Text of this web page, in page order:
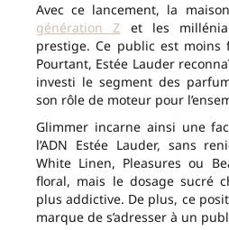
Avec ce lancement, la
génération Z et les
prestige. Ce public est
Pourtant, Estée Lauder
investi le segment des
son rôle de moteur pour
Glimmer incarne ainsi une
l’ADN Estée Lauder, sans
White Linen, Pleasures ou
floral, mais le dosage sucré
plus addictive. De plus, ce
marque de s’adresser à un